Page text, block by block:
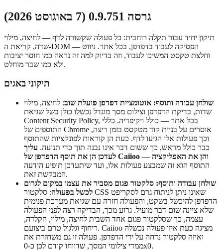
גרסה 0.9.751 (7 באוגוסט 2026)
תיקון יחיד עבור תקלה רוחבית: כל פעולה שקשורה לדף — לחיצה, מילוי
שדה, קריאת ה-DOM — הפסיקה לעבוד בדפדפן, בכל אתר. ניווט
וחלצת טקסט המשיכו לעבוד, וזה בדיוק למה זה נראה כמו חוסר יציבות
ולא כמו שבר מוחלט.
תיקוני באגים
שולחן עבודה ותוסף: אוטומציית דפדפן פועלת שוב: לחיצה, מילוי
שדות, בדיקת הדפדפן וצילום מסך מוגדל נכשלו כולן בשל שגיאת
Content Security Policy, בכל אתר — כולל ויקיפדיה. כללי
התוספים של Chrome אוסרים על בניית קוד מטקסט בזמן ריצה,
וכך פעולות אלו הגיעו לדף. כעת הן קוראות לפונקציות שהתוסף
כבר כולל מראש, כך ששום דבר אינו נבנה תוך כדי תנועה. עליך
לעדכן הן את תוסף הדפדפן של Caiioo והן את האפליקציה —
התוסף הוא זה שמבצע פעולות אלו, ועד שיתעדכן תופיע הודעה
המבקשת זאת.
שולחן עבודה ותוסף: סלקטור פגום מסביר את עצמו במקום לגרום
לכשל בפעולה: סלקטור CSS שאינו ניתן לניתוח גרם לסקריפט
הדפדפן להיכשל בשקט, והפעולה חזרה עם שגיאת מערכת פנימית
שלא ציינה שום דבר מועיל. גרוע מכך, הבדיקה רצה לפני הפעולה
עצמה, כך שסלקטור פגום אחד השבית לחיצה, מילוי, הקלדה,
ריחוף וגלגול טרם ביצועם. Caiioo מציגה כעת איזו פעולה נכשלה
ואיזה סלקטור נדחה על ידי הדפדפן. פעולה זו גם משחזרת את
ממדי צילומי המסך, שדווחו קודם לכן כ-0x0.